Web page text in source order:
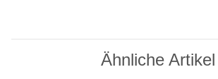
Ähnliche Artikel